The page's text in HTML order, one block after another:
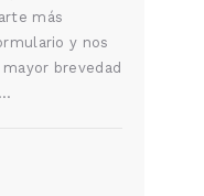
más
y nos
brevedad